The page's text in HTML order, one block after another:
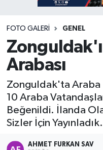
FOTO GALERI GENEL
Arabası
Zonguldak'ta Araba
10 Araba
Beğenildi. İlanda
Sizler İçin Yayınladık.
AHMET FURKAN SAV
KİLİMLİ
BARTIN
BOLU
ÇAYCUMA
Süper Lig Puan
Tüm Manşetler
Son Dakika
Haber Arşivi